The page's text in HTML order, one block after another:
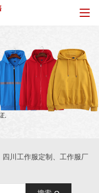
川工作服定制、工作服厂